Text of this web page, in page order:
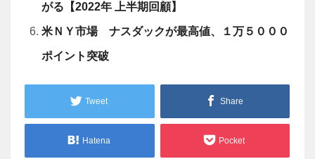
がる【2022年 上半期回顧】
米ＮＹ市場 ナスダックが最高値、１万５０００
ポイント突破
Tweet Share
Hatena Pocket